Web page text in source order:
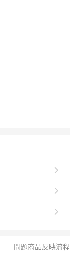
問題商品反映流程